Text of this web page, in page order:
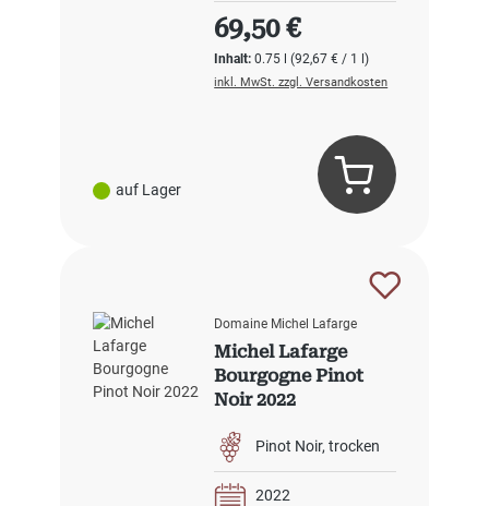
auf Lager
Inhalt:0.75 l(92,67 € / 1 l)
Regulärer Preis:
69,50 €
inkl. MwSt. zzgl. Versandkosten
Domaine Michel Lafarge
Michel Lafarge
Bourgogne Pinot
Noir 2022
Pinot Noir trocken
2022